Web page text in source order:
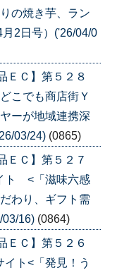
焼き芋、ラン
2日号）('26/04/0
ＥＣ】第５２８
こでも商店街Ｙ
ーが地域連携深
03/24) (0865)
ＥＣ】第５２７
ト <「滋味六感
わり、ギフト需
03/16) (0864)
ＥＣ】第５２６
ト<「発見！う